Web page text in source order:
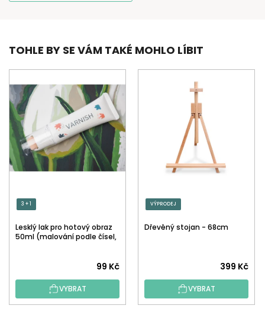
TOHLE BY SE VÁM TAKÉ MOHLO LÍBIT
3 + 1
Lesklý lak pro hotový obraz
50ml (malování podle čísel,
hodnocení
produktu
je
99 Kč
VYBRAT
VÝPRODEJ
Dřevěný stojan - 68cm
399 Kč
VYBRAT